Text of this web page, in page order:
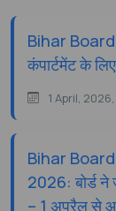
Bihar
कंपार्टमेंट के
1 April,
Bihar
2026: बोर्ड ने
– 1 अप्रैल से